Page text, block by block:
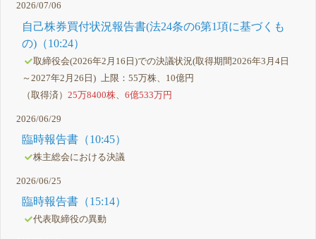
2026/07/06
自己株券買付状況報告書(法24条の6第1項に基づくも
の)（10:24）
取締役会(2026年2月16日)での決議状況(取得期間2026年3月4日
～2027年2月26日) 上限：55万株、10億円
（取得済）25万8400株、6億533万円
2026/06/29
臨時報告書（10:45）
株主総会における決議
2026/06/25
臨時報告書（15:14）
代表取締役の異動